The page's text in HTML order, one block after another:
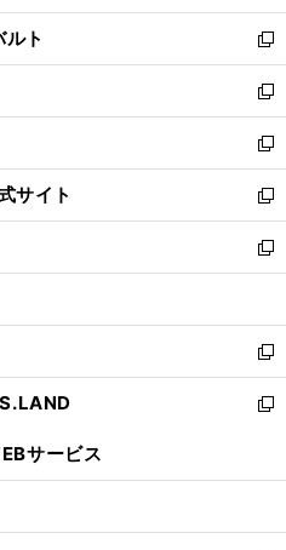
開
く
ウ
で
開
く
ン
ド
ウ
で
開
く
ウ
ィ
ン
ド
ウ
で
開
く
ト
新
し
い
ウ
ィ
ン
ド
ウ
で
開
新
し
い
ウ
ィ
ン
ド
ウ
開
く
新
し
い
ウ
ィ
ン
ウ
で
開
く
サイト
新
し
い
ウ
ン
ド
ウ
で
新
し
ウ
ィ
ン
ド
開
新
し
い
ン
ウ
新
ウ
ン
サービス